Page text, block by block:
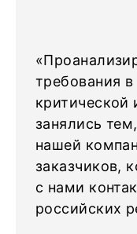
требования
занялись
нашей
заказчиков,
с нами
российских